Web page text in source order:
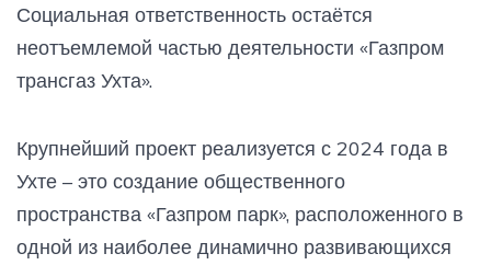
Социальная ответственность остаётся
неотъемлемой частью деятельности «Газпром
трансгаз Ухта».
Крупнейший проект реализуется с 2024 года в
Ухте – это создание общественного
пространства «Газпром парк», расположенного в
одной из наиболее динамично развивающихся